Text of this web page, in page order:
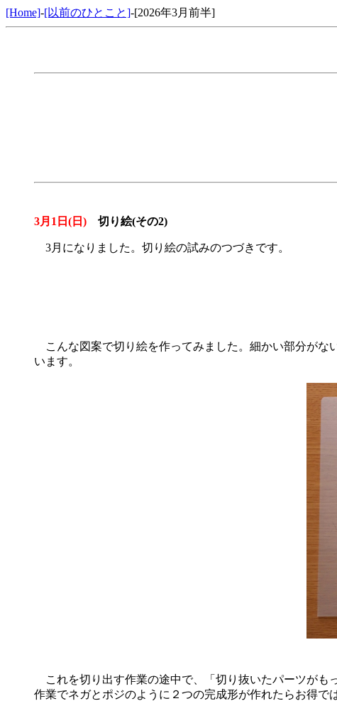
[Home]-[以前のひとこと]-[2026年3月前半]
3月1日(日) 切り絵(その2)
3月になりました。切り絵の試みのつづきです。
こんな図案で切り絵を作ってみました。細かい部分がな
います。
これを切り出す作業の途中で、「切り抜いたパーツがも
作業でネガとポジのように２つの完成形が作れたらお得で